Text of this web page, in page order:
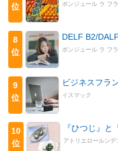
位
ボンジュール ラ フ
8
位
DELF B2/
ボンジュール ラ フ
9
位
ビジネスフラ
イスマック
10
位
『ひつじ』
アトリエロールンデ